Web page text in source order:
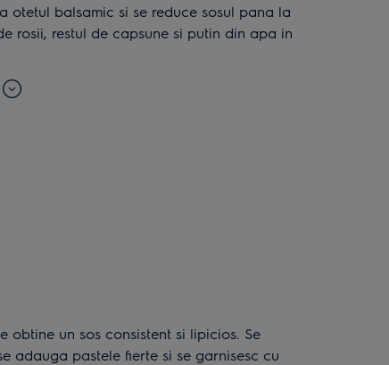
otetul balsamic si se reduce sosul pana la
rosii, restul de capsune si putin din apa in
adauga pastele fierte si se garnisesc cu